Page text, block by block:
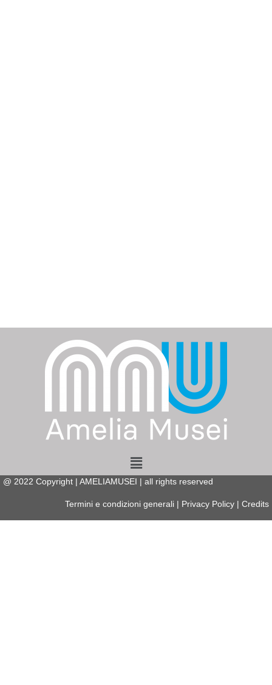
Menu
@ 2022 Copyright | AMELIAMUSEI | all rights reserved
Termini e condizioni generali Privacy Policy Credits